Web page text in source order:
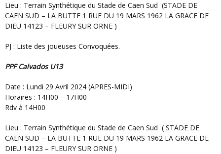
Lieu : Terrain Synthétique du Stade de Caen Sud (STADE DE
CAEN SUD – LA BUTTE 1 RUE DU 19 MARS 1962 LA GRACE DE
DIEU 14123 – FLEURY SUR ORNE )
PJ : Liste des joueuses Convoquées.
PPF Calvados U13
Date : Lundi 29 Avril 2024 (APRES-MIDI)
Horaires : 14H00 – 17H00
Rdv à 14H00
Lieu : Terrain Synthétique du Stade de Caen Sud ( STADE DE
CAEN SUD – LA BUTTE 1 RUE DU 19 MARS 1962 LA GRACE DE
DIEU 14123 – FLEURY SUR ORNE )